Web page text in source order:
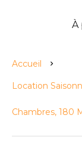
À
Accueil
Location
Chambres, 180